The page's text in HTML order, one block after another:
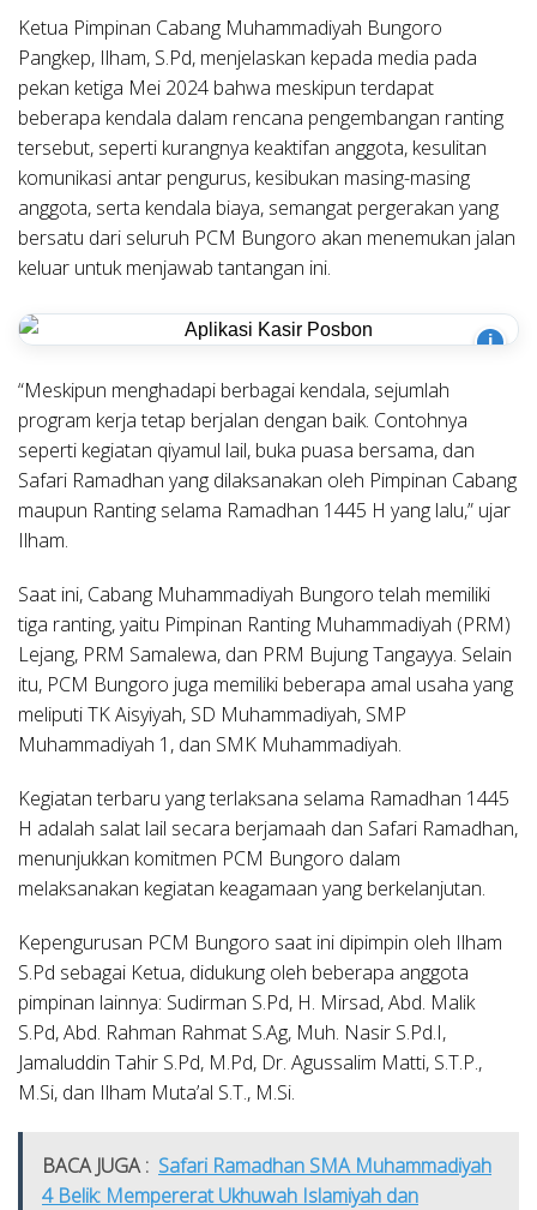
Ketua Pimpinan Cabang Muhammadiyah Bungoro
Pangkep, Ilham, S.Pd, menjelaskan kepada media pada
pekan ketiga Mei 2024 bahwa meskipun terdapat
beberapa kendala dalam rencana pengembangan ranting
tersebut, seperti kurangnya keaktifan anggota, kesulitan
komunikasi antar pengurus, kesibukan masing-masing
anggota, serta kendala biaya, semangat pergerakan yang
bersatu dari seluruh PCM Bungoro akan menemukan jalan
keluar untuk menjawab tantangan ini.
i
“Meskipun menghadapi berbagai kendala, sejumlah
program kerja tetap berjalan dengan baik. Contohnya
seperti kegiatan qiyamul lail, buka puasa bersama, dan
Safari Ramadhan yang dilaksanakan oleh Pimpinan Cabang
maupun Ranting selama Ramadhan 1445 H yang lalu,” ujar
Ilham.
Saat ini, Cabang Muhammadiyah Bungoro telah memiliki
tiga ranting, yaitu Pimpinan Ranting Muhammadiyah (PRM)
Lejang, PRM Samalewa, dan PRM Bujung Tangayya. Selain
itu, PCM Bungoro juga memiliki beberapa amal usaha yang
meliputi TK Aisyiyah, SD Muhammadiyah, SMP
Muhammadiyah 1, dan SMK Muhammadiyah.
Kegiatan terbaru yang terlaksana selama Ramadhan 1445
H adalah salat lail secara berjamaah dan Safari Ramadhan,
menunjukkan komitmen PCM Bungoro dalam
melaksanakan kegiatan keagamaan yang berkelanjutan.
Kepengurusan PCM Bungoro saat ini dipimpin oleh Ilham
S.Pd sebagai Ketua, didukung oleh beberapa anggota
pimpinan lainnya: Sudirman S.Pd, H. Mirsad, Abd. Malik
S.Pd, Abd. Rahman Rahmat S.Ag, Muh. Nasir S.Pd.I,
Jamaluddin Tahir S.Pd, M.Pd, Dr. Agussalim Matti, S.T.P.,
M.Si, dan Ilham Muta’al S.T., M.Si.
BACA JUGA : Safari Ramadhan SMA Muhammadiyah
4 Belik: Mempererat Ukhuwah Islamiyah dan